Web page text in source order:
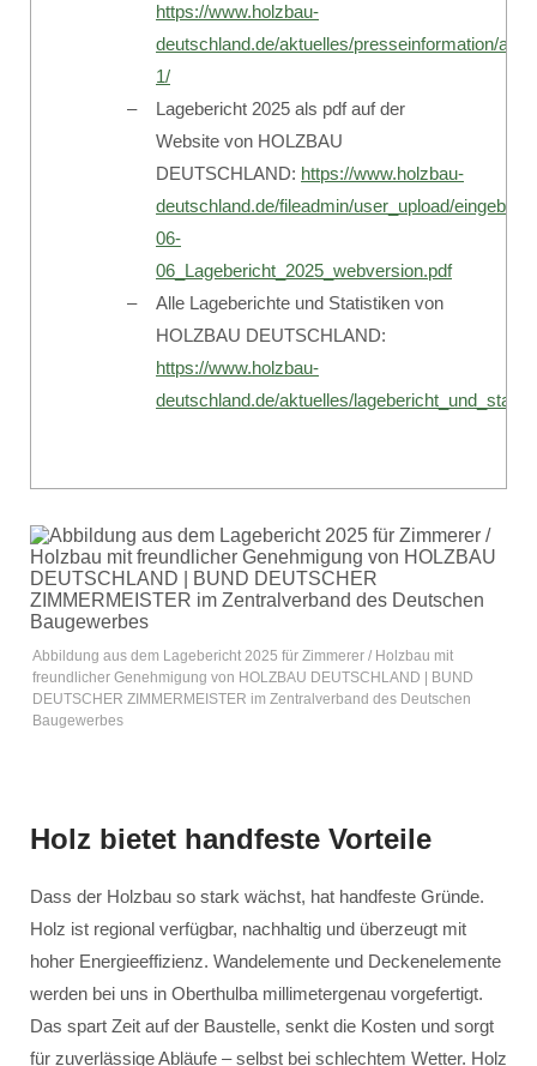
https://www.holzbau-
deutschland.de/aktuelles/presseinformation/
1/
Lagebericht 2025 als pdf auf der
Website von HOLZBAU
DEUTSCHLAND: https://www.holzbau-
deutschland.de/fileadmin/user_upload/
06-
06_Lagebericht_2025_webversion.pdf
Alle Lageberichte und Statistiken von
HOLZBAU DEUTSCHLAND:
https://www.holzbau-
deutschland.de/aktuelles/
Abbildung aus dem Lagebericht 2025 für Zimmerer / Holzbau mit
freundlicher Genehmigung von HOLZBAU DEUTSCHLAND | BUND
DEUTSCHER ZIMMERMEISTER im Zentralverband des Deutschen
Baugewerbes
Holz bietet handfeste Vorteile
Dass der Holzbau so stark wächst, hat handfeste Gründe.
Holz ist regional verfügbar, nachhaltig und überzeugt mit
hoher Energieeffizienz. Wandelemente und Deckenelemente
werden bei uns in Oberthulba millimetergenau vorgefertigt.
Das spart Zeit auf der Baustelle, senkt die Kosten und sorgt
für zuverlässige Abläufe – selbst bei schlechtem Wetter. Holz